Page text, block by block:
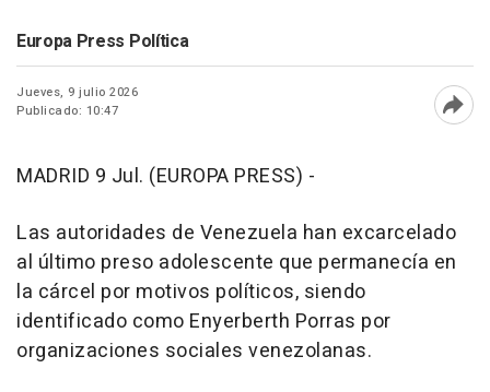
Europa Press Política
Jueves, 9 julio 2026
Publicado: 10:47
MADRID 9 Jul. (EUROPA PRESS) -
Las autoridades de Venezuela han excarcelado
al último preso adolescente que permanecía en
la cárcel por motivos políticos, siendo
identificado como Enyerberth Porras por
organizaciones sociales venezolanas.